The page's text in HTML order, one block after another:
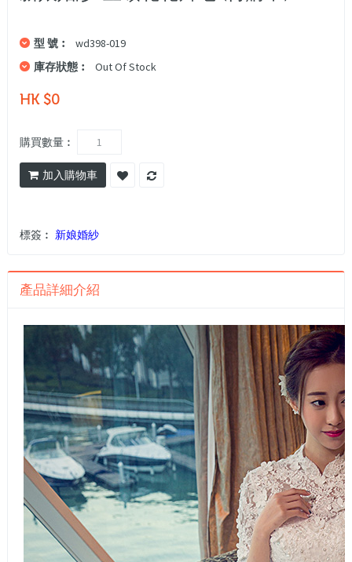
型 號︰
wd398-019
庫存狀態︰
Out Of Stock
HK $0
購買數量︰
加入購物車
標簽︰ 新娘婚紗
產品詳細介紹